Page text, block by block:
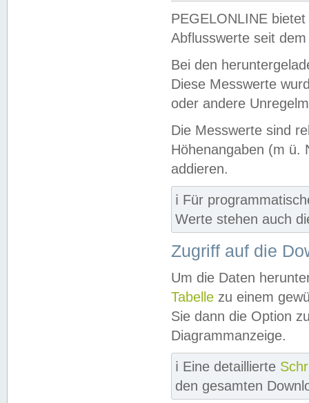
PEGELONLINE
Abflusswerte seit
Bei den
Diese Messwerte
oder andere
Die Messwerte sind
Höhenangaben (m ü.
addieren.
ℹ️ Für
Werte stehen auch
Zugriff auf die
Um die Daten
Tabelle zu einem
Sie dann die Option
Diagrammanzeige.
ℹ️ Eine detaillierte
den gesamten